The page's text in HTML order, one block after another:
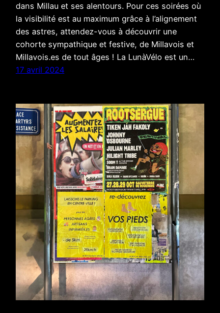
dans Millau et ses alentours. Pour ces soirées où
la visibilité est au maximum grâce à l’alignement
des astres, attendez-vous à découvrir une
cohorte sympathique et festive, de Millavois et
Millavois.es de tout âges ! La LunàVélo est un…
17 avril 2024